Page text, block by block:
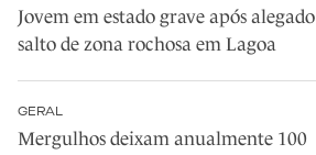
Jovem em estado grave após alegado
salto de zona rochosa em Lagoa
GERAL
Mergulhos deixam anualmente 100